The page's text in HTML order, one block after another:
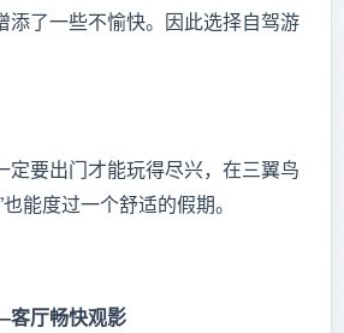
添了一些不愉快。因此选择自驾游
定要出门才能玩得尽兴，在三翼鸟
能度过一个舒适的假期。
厅畅快观影